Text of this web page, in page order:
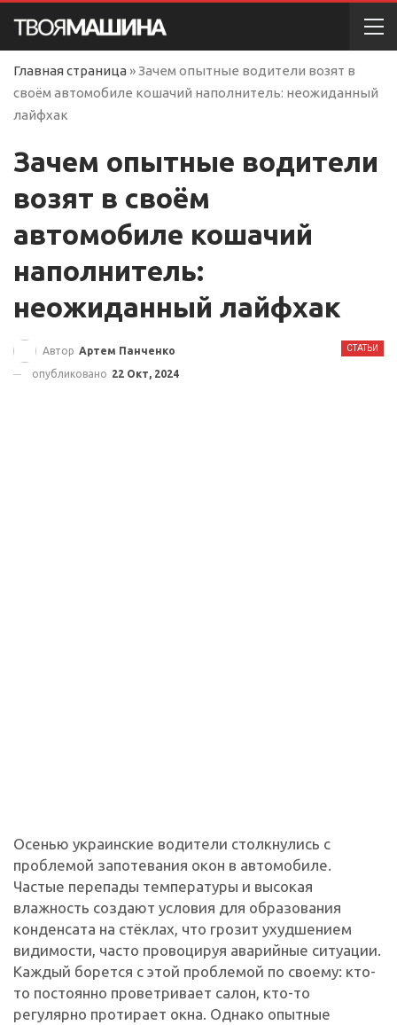
Главная страница »Зачем опытные водители возят в
своём автомобиле кошачий наполнитель: неожиданный
лайфхак
Зачем опытные водители
возят в своём
автомобиле кошачий
наполнитель:
неожиданный лайфхак
СТАТЬИ
Автор Артем Панченко
опубликовано 22 Окт, 2024
Осенью украинские водители столкнулись с
проблемой запотевания окон в автомобиле.
Частые перепады температуры и высокая
влажность создают условия для образования
конденсата на стёклах, что грозит ухудшением
видимости, часто провоцируя аварийные ситуации.
Каждый борется с этой проблемой по своему: кто-
то постоянно проветривает салон, кто-то
регулярно протирает окна. Однако опытные